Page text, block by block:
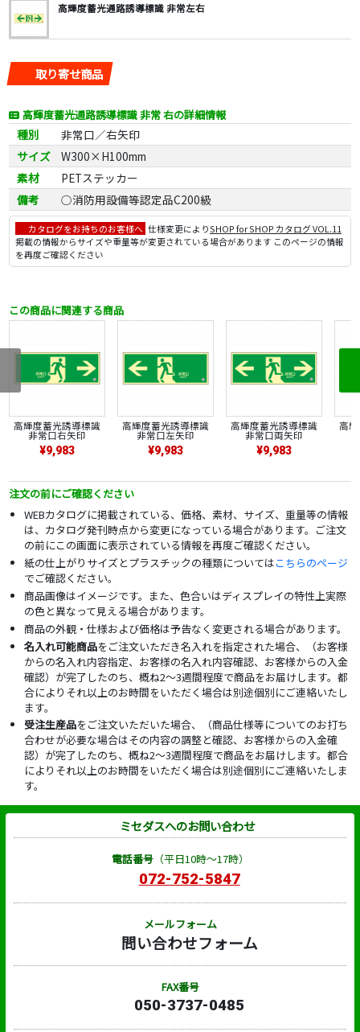
高輝度蓄光通路誘導標識 非常左右
取り寄せ商品
高輝度蓄光通路誘導標識 非常 右の詳細情報
種別
非常口／右矢印
サイズ
W300×H100mm
素材
PETステッカー
備考
○消防用設備等認定品C200級
カタログをお持ちのお客様へ 仕様変更によりSHOP for SHOP カタログ VOL.11
掲載の情報からサイズや重量等が変更されている場合があります このページの情報
を再度ご確認ください
この商品に関連する商品
高輝度蓄光誘導標識
非常口右矢印
¥9,983
高輝度蓄光誘導標識
非常口左矢印
¥9,983
高輝度蓄光誘導標識
非常口両矢印
¥9,983
高
注文の前にご確認ください
WEBカタログに掲載されている、価格、素材、サイズ、重量等の情報
は、カタログ発刊時点から変更になっている場合があります。ご注文
の前にこの画面に表示されている情報を再度ご確認ください。
紙の仕上がりサイズとプラスチックの種類についてはこちらのページ
でご確認ください。
商品画像はイメージです。また、色合いはディスプレイの特性上実際
の色と異なって見える場合があります。
商品の外観・仕様および価格は予告なく変更される場合があります。
名入れ可能商品をご注文いただき名入れを指定された場合、（お客様
からの名入れ内容指定、お客様の名入れ内容確認、お客様からの入金
確認）が完了したのち、概ね2～3週間程度で商品をお届けします。都
合によりそれ以上のお時間をいただく場合は別途個別にご連絡いたし
ます。
受注生産品をご注文いただいた場合、（商品仕様等についてのお打ち
合わせが必要な場合はその内容の調整と確認、お客様からの入金確
認）が完了したのち、概ね2～3週間程度で商品をお届けします。都合
によりそれ以上のお時間をいただく場合は別途個別にご連絡いたしま
す。
ミセダスへのお問い合わせ
電話番号（平日10時～17時）
072-752-5847
メールフォーム
問い合わせフォーム
FAX番号
050-3737-0485